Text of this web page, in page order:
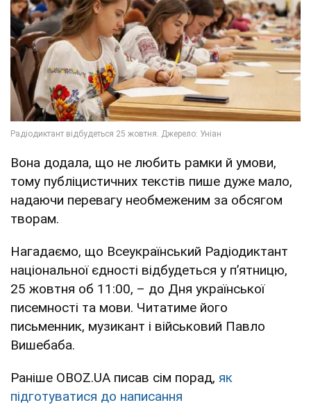
Вона додала, що не любить рамки й умови,
тому публіцистичних текстів пише дуже мало,
надаючи перевагу необмеженим за обсягом
творам.
Нагадаємо, що Всеукраїнський Радіодиктант
національної єдності відбудеться у п’ятницю,
25 жовтня об 11:00, – до Дня української
писемності та мови. Читатиме його
письменник, музикант і військовий Павло
Вишебаба.
Раніше OBOZ.UA писав сім порад, як
підготуватися до написання